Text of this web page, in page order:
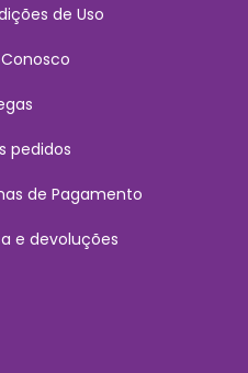
de Uso
pedidos
de Pagamento
e devoluções